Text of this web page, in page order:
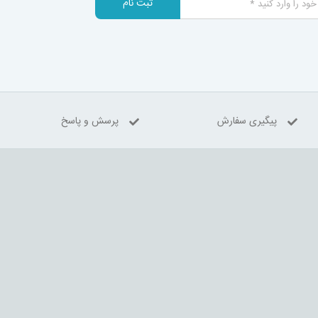
ثبت نام
پیگیری سفارش پرسش و پاسخ